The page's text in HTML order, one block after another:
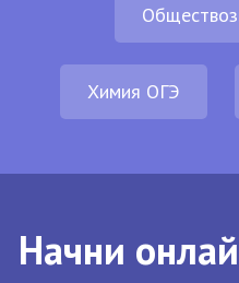
Химия ОГЭ
Начни